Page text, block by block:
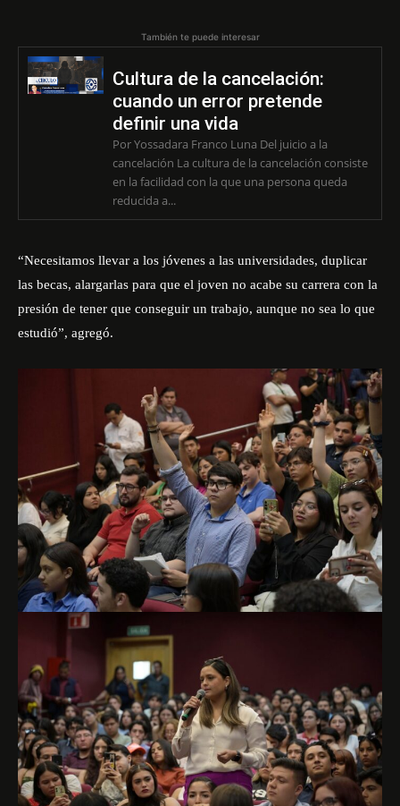
También te puede interesar
Cultura de la cancelación:
cuando un error pretende
definir una vida
Por Yossadara Franco Luna Del juicio a la
cancelación La cultura de la cancelación consiste
en la facilidad con la que una persona queda
reducida a...
“Necesitamos llevar a los jóvenes a las universidades, duplicar
las becas, alargarlas para que el joven no acabe su carrera con la
presión de tener que conseguir un trabajo, aunque no sea lo que
estudió”, agregó.